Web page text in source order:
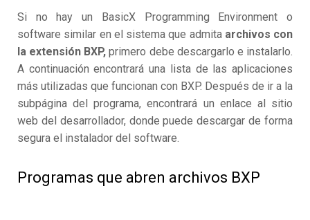
Si no hay un BasicX Programming Environment o
software similar en el sistema que admita archivos con
la extensión BXP, primero debe descargarlo e instalarlo.
A continuación encontrará una lista de las aplicaciones
más utilizadas que funcionan con BXP. Después de ir a la
subpágina del programa, encontrará un enlace al sitio
web del desarrollador, donde puede descargar de forma
segura el instalador del software.
Programas que abren archivos BXP